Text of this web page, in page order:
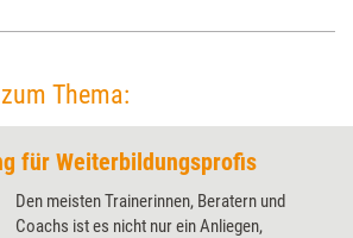
Thema:
für Weiterbildungsprofis
Den meisten Trainerinnen, Beratern und
Coachs ist es nicht nur ein Anliegen,